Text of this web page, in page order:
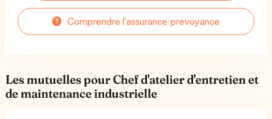
Comprendre l'assurance prévoyance
Les mutuelles pour Chef d'atelier d'entretien et
de maintenance industrielle